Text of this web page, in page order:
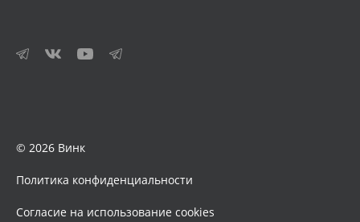
© 2026 Винк
Политика конфиденциальности
Согласие на использование cookies